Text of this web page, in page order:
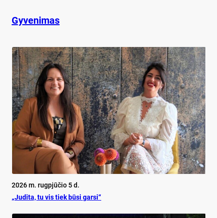
Gyvenimas
2026 m. rugpjūčio 5 d.
„Judita, tu vis tiek būsi garsi“